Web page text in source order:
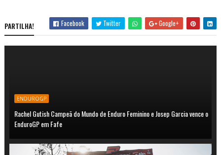
PARTILHA! Facebook Twitter Google+
ENDUROGP
Rachel Gutish Campeã do Mundo de Enduro Feminino e Josep Garcia vence o
EnduroGP em Fafe